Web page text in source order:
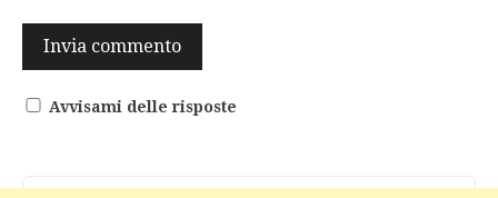
Avvisami delle risposte